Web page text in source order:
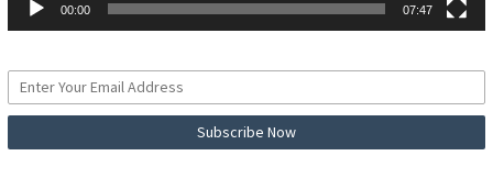
00:00 07:47